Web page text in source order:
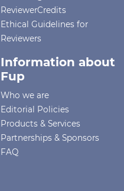
ReviewerCredits
Ethical Guidelines for
Reviewers
Information about
Fup
Who we are
Editorial Policies
Products & Services
Partnerships & Sponsors
FAQ